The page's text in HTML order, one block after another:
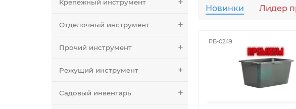
Крепежный инструмент
Отделочный инструмент
Прочий инструмент
Режущий инструмент
Садовый инвентарь
Новинки Лидер
РВ-0249